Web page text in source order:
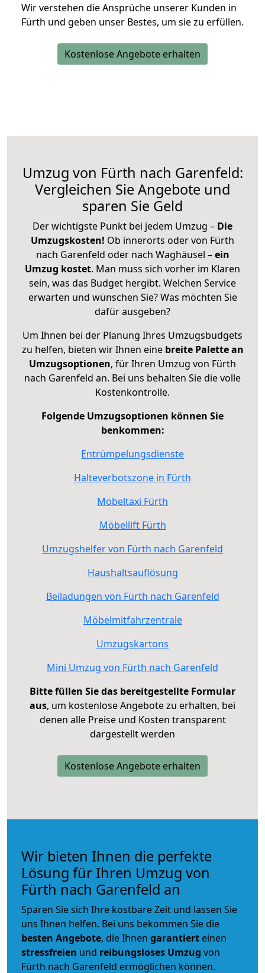
Wir verstehen die Ansprüche unserer Kunden in
Fürth und geben unser Bestes, um sie zu erfüllen.
Kostenlose Angebote erhalten
Umzug von Fürth nach Garenfeld:
Vergleichen Sie Angebote und
sparen Sie Geld
Der wichtigste Punkt bei jedem Umzug – Die
Umzugskosten! Ob innerorts oder von Fürth
nach Garenfeld oder nach Waghäusel –ein
Umzug kostet. Man muss sich vorher im Klaren
sein, was das Budget hergibt. Welchen Service
erwarten und wünschen Sie? Was möchten Sie
dafür ausgeben?
Um Ihnen bei der Planung Ihres Umzugsbudgets
zu helfen, bieten wir Ihnen eine breite Palette an
Umzugsoptionen, für Ihren Umzug von Fürth
nach Garenfeld an. Bei uns behalten Sie die volle
Kostenkontrolle.
Folgende Umzugsoptionen können Sie
benkommen:
Entrümpelungsdienste
Halteverbotszone in Fürth
Möbeltaxi Fürth
Möbellift Fürth
Umzugshelfer von Fürth nach Garenfeld
Haushaltsauflösung
Beiladungen von Fürth nach Garenfeld
Möbelmitfahrzentrale
Umzugskartons
Mini Umzug von Fürth nach Garenfeld
Bitte füllen Sie das bereitgestellte Formular
aus, um kostenlose Angebote zu erhalten, bei
denen alle Preise und Kosten transparent
dargestellt werden
Kostenlose Angebote erhalten
Wir bieten Ihnen die perfekte
Lösung für Ihren Umzug von
Fürth nach Garenfeld an
Sparen Sie sich Ihre kostbare Zeit und lassen Sie
uns Ihnen helfen. Bei uns bekommen Sie die
besten Angebote, die Ihnen garantiert einen
stressfreien und reibungsloses Umzug von
Fürth nach Garenfeld ermöglichen können.